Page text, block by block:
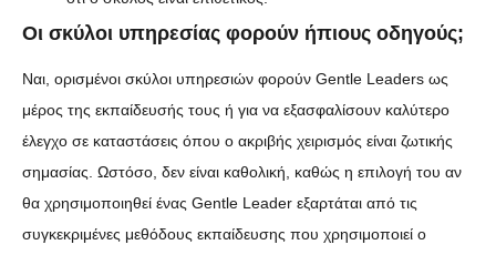
Οι σκύλοι υπηρεσίας φορούν ήπιους οδηγούς;
Ναι, ορισμένοι σκύλοι υπηρεσιών φορούν Gentle Leaders ως
μέρος της εκπαίδευσής τους ή για να εξασφαλίσουν καλύτερο
έλεγχο σε καταστάσεις όπου ο ακριβής χειρισμός είναι ζωτικής
σημασίας. Ωστόσο, δεν είναι καθολική, καθώς η επιλογή του αν
θα χρησιμοποιηθεί ένας Gentle Leader εξαρτάται από τις
συγκεκριμένες μεθόδους εκπαίδευσης που χρησιμοποιεί ο